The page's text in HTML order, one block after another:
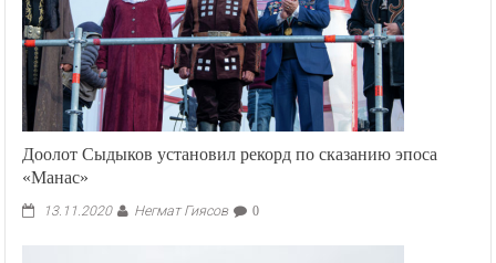
Доолот Сыдыков установил рекорд по сказанию эпоса
«Манас»
13.11.2020 Негмат Гиясов 0